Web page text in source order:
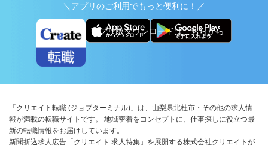
＼アプリのご利用でもっと便利に！／
アプリ版ダウンロードはこちらから
「クリエイト転職 (ジョブターミナル)」は、山梨県北杜市・その他の求人情
報が満載の転職サイトです。 地域密着をコンセプトに、仕事探しに役立つ最
新の転職情報をお届けしています。
新聞折込求人広告「クリエイト 求人特集」を展開する株式会社クリエイトが